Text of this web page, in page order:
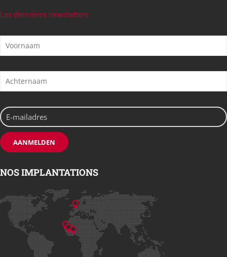
Les dernières newsletters
NOS IMPLANTATIONS